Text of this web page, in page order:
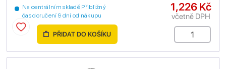
Na centrálním skladě Přibližný
čas doručení 9 dní od nákupu
1,226 Kč
včetně DPH
PŘIDAT DO KOŠÍKU